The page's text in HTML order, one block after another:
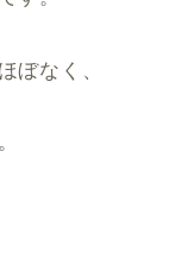
ぼなく、